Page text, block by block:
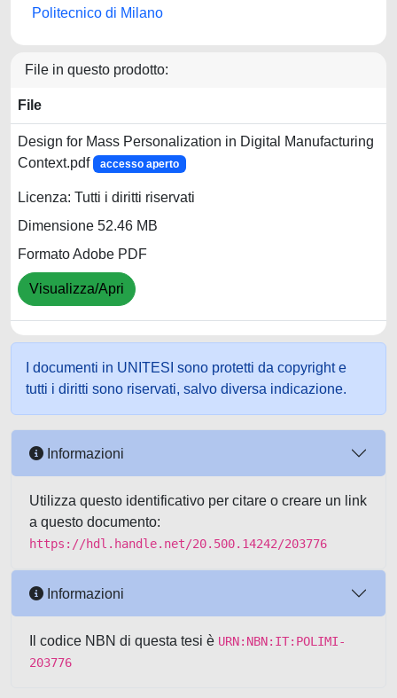
Politecnico di Milano
File in questo prodotto:
File
Design for Mass Personalization in Digital Manufacturing
Context.pdf
accesso aperto
Licenza: Tutti i diritti riservati
Dimensione 52.46 MB
Formato Adobe PDF
Visualizza/Apri
I documenti in UNITESI sono protetti da copyright e
tutti i diritti sono riservati, salvo diversa indicazione.
Informazioni
Utilizza questo identificativo per citare o creare un link
a questo documento:
https://hdl.handle.net/20.500.14242/203776
Informazioni
Il codice NBN di questa tesi è URN:NBN:IT:POLIMI-
203776